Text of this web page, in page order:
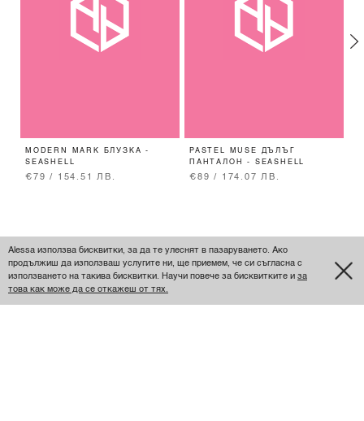
MODERN MARK БЛУЗКА -
SEASHELL
€79 / 154.51 ЛВ.
PASTEL MUSE ДЪЛЪГ
ПАНТАЛОН - SEASHELL
€89 / 174.07 ЛВ.
Alessa използва бисквитки, за да те улеснят в пазаруването. Ако
продължиш да използваш услугите ни, ще приемем, че си съгласна с
използването на такива бисквитки. Научи повече за бисквитките и за
това как може да се откажеш от тях.